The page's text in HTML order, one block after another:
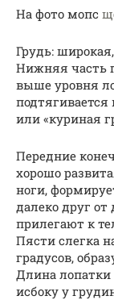
На фото мопс
Грудь:
Нижняя часть
выше уровня
или «куриная
Передние
хорошо
ноги,
далеко друг
прилегают к
Пясти слегка
градусов,
Длина
исбоку у